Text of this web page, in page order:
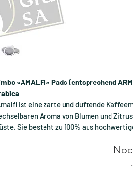
«AMALFI» Pads (entsprechend
ist eine zarte und duftende
Aroma von Blumen und
Sie besteht zu 100% aus